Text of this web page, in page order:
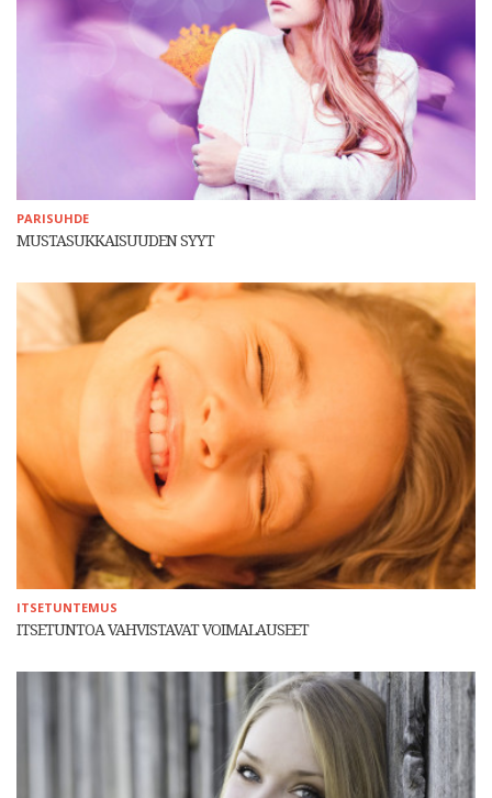
PARISUHDE
MUSTASUKKAISUUDEN SYYT
ITSETUNTEMUS
ITSETUNTOA VAHVISTAVAT VOIMALAUSEET